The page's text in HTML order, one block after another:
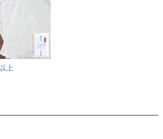
上